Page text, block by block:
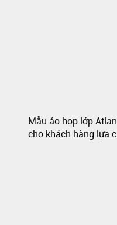
Mẫu áo họp lớp
cho khách hàng lựa